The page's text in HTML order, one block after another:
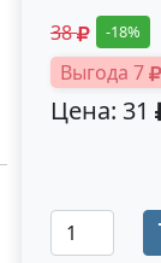
38
-18%
Выгода 7
Цена: 31